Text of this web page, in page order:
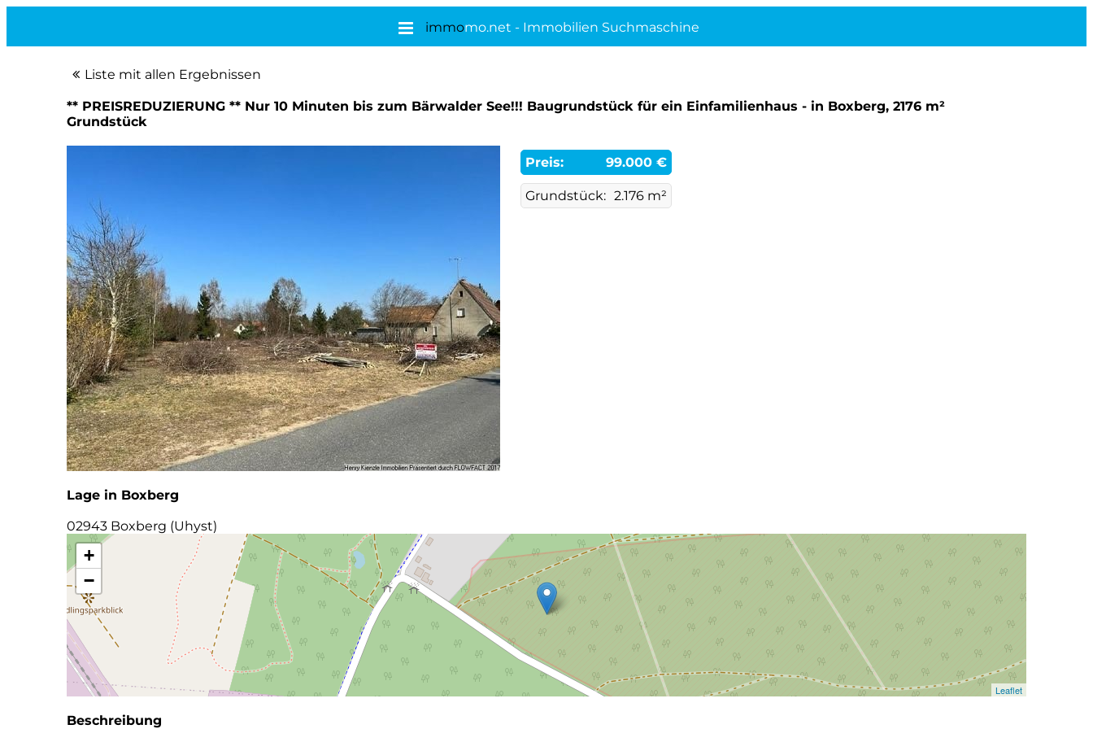
immomo.net - Immobilien Suchmaschine
Liste mit allen Ergebnissen
** PREISREDUZIERUNG ** Nur 10 Minuten bis zum Bärwalder See!!! Baugrundstück für ein Einfamilienhaus - in Boxberg, 2176 m²
Grundstück
Preis: 99.000 €
Grundstück: 2.176 m²
Lage in Boxberg
02943 Boxberg (Uhyst)
+
−
Leaflet
Beschreibung